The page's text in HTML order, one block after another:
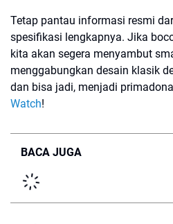
Tetap pantau informasi resmi
spesifikasi lengkapnya. Jika
kita akan segera menyambut
menggabungkan desain klasik
dan bisa jadi, menjadi
Watch!
BACA JUGA